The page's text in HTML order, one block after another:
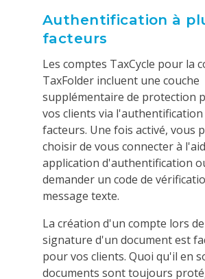
Authentification à
facteurs
Les comptes TaxCycle pour la
TaxFolder incluent une couche
supplémentaire de protection
vos clients via l'authentification
facteurs. Une fois activé, vous
choisir de vous connecter à
application d'authentification
demander un code de
message texte.
La création d'un compte lors
signature d'un document est
pour vos clients. Quoi qu'il en
documents sont toujours